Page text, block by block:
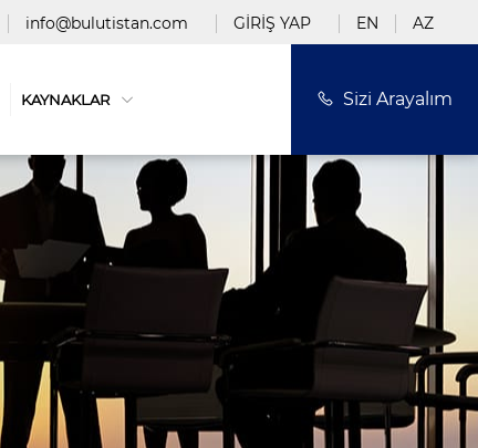
info@bulutistan.com GİRİŞ YAP EN AZ
KAYNAKLAR Sizi Arayalım